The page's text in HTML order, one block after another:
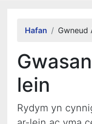
Hafan Gwneud
lein
Rydym yn